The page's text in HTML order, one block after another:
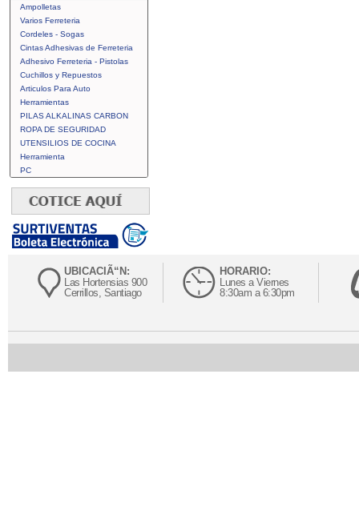
Ampolletas
Varios Ferreteria
Cordeles - Sogas
Cintas Adhesivas de Ferreteria
Adhesivo Ferreteria - Pistolas
Cuchillos y Repuestos
Articulos Para Auto
Herramientas
PILAS ALKALINAS CARBON
ROPA DE SEGURIDAD
UTENSILIOS DE COCINA
Herramienta
PC
UBICACIÃ“N:
Las Hortensias 900
Cerrillos, Santiago
HORARIO:
Lunes a Viernes
8:30am a 6:30pm